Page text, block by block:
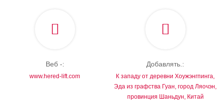
Веб -:
www.hered-lift.com
Добавлять.:
К западу от деревни Хоужэнгпинга,
Эда из графства Гуан, город Ляочэн,
провинция Шаньдун, Китай